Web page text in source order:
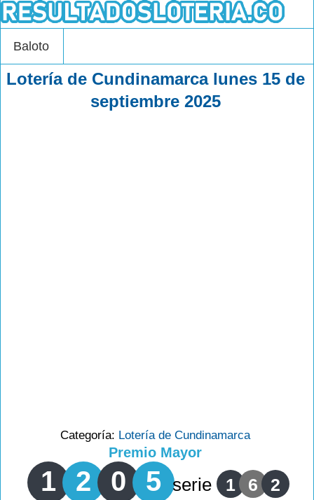
Baloto
Lotería de Cundinamarca lunes 15 de
septiembre 2025
Categoría: Lotería de Cundinamarca
Premio Mayor
1 2 0 5 serie 1 6 2